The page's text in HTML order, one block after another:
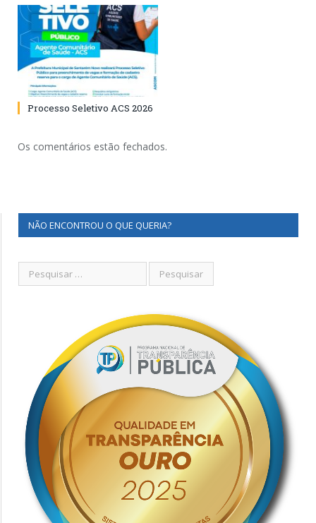
Processo Seletivo ACS 2026
Os comentários estão fechados.
NÃO ENCONTROU O QUE QUERIA?